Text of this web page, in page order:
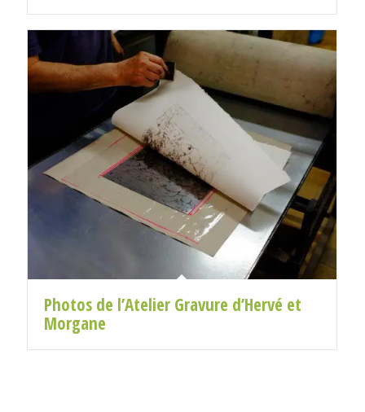
Photos de l’Atelier Gravure d’Hervé et
Morgane